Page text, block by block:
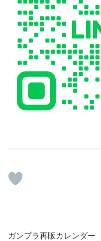
ガンプラ再販カレンダー